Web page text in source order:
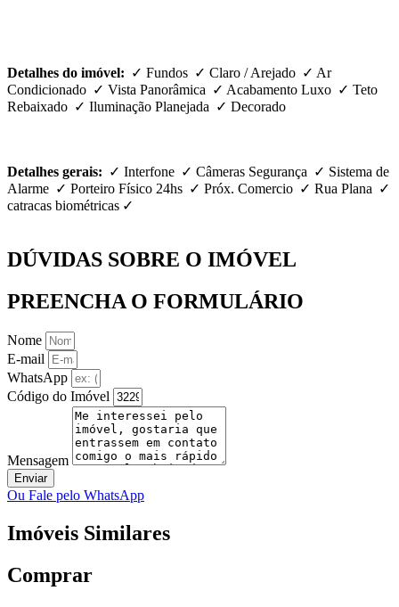
Detalhes do imóvel: ✓ Fundos ✓ Claro / Arejado ✓ Ar
Condicionado ✓ Vista Panorâmica ✓ Acabamento Luxo ✓ Teto
Rebaixado ✓ Iluminação Planejada ✓ Decorado
Detalhes gerais: ✓ Interfone ✓ Câmeras Segurança ✓ Sistema de
Alarme ✓ Porteiro Físico 24hs ✓ Próx. Comercio ✓ Rua Plana ✓
catracas biométricas ✓
DÚVIDAS SOBRE O IMÓVEL
PREENCHA O FORMULÁRIO
Nome
E-mail
WhatsApp
Código do Imóvel
Mensagem
Enviar
Ou Fale pelo WhatsApp
Imóveis Similares
Comprar